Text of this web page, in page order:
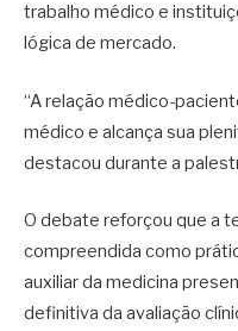
trabalho médico e
lógica de mercado.
“A relação médico-
médico e alcança sua
destacou durante a
O debate reforçou que a
compreendida como
auxiliar da medicina
definitiva da avaliação